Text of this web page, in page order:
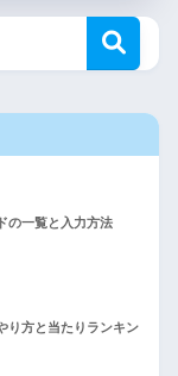
の一覧と入力方法
り方と当たりランキン